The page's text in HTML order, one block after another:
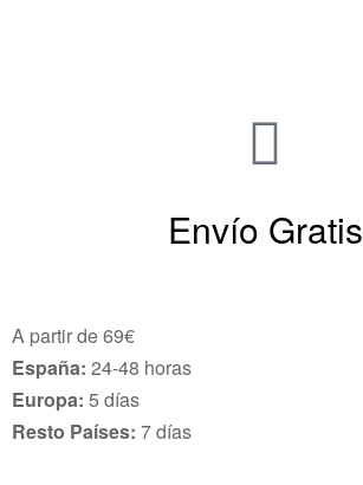
Envío Gratis
A partir de 69€
España: 24-48 horas
Europa: 5 días
Resto Países: 7 días